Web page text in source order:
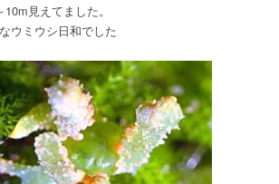
ガ
イ、
チ
ド
リ
ミ
ド
リ
ガ
見えてました。
ウミウシ日和でした